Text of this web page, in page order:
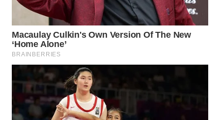
PAKPAK
WN
KARAWANG
WN
BEKASI